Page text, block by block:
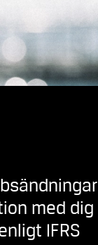
med dig
IFRS